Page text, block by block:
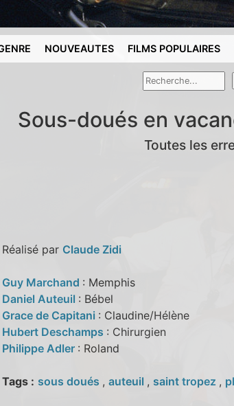
NOUVEAUTES FILMS POPULAIRES
Sous-doués en
Toutes les
Réalisé par Claude Zidi
Guy Marchand : Memphis
Daniel Auteuil : Bébel
Grace de Capitani : Claudine/Hélène
Hubert Deschamps : Chirurgien
Philippe Adler : Roland
Tags : sous doués , auteuil , saint tropez ,